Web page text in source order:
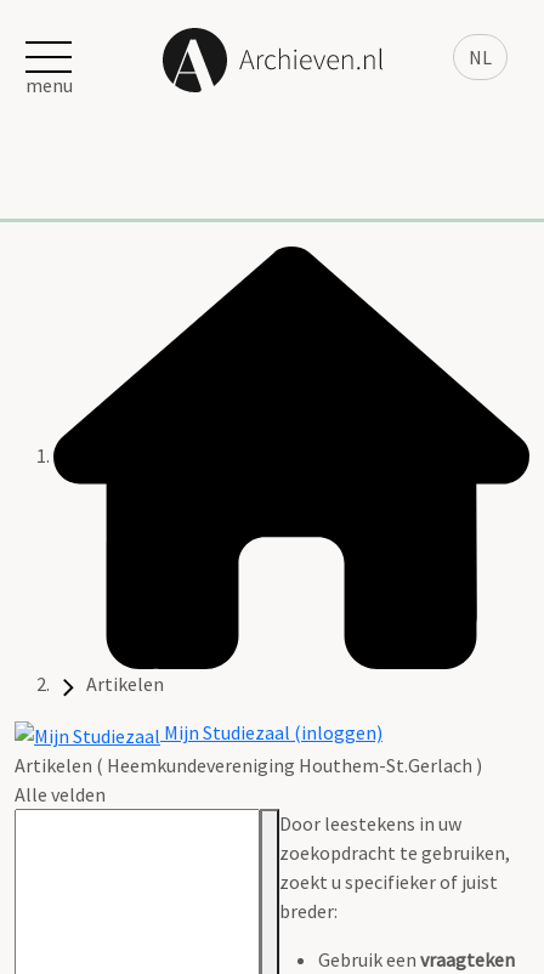
NL
menu
Artikelen
Mijn Studiezaal (inloggen)
Artikelen ( Heemkundevereniging Houthem-St.Gerlach )
Alle velden
Door leestekens in uw
zoekopdracht te gebruiken,
zoekt u specifieker of juist
breder:
Gebruik een vraagteken